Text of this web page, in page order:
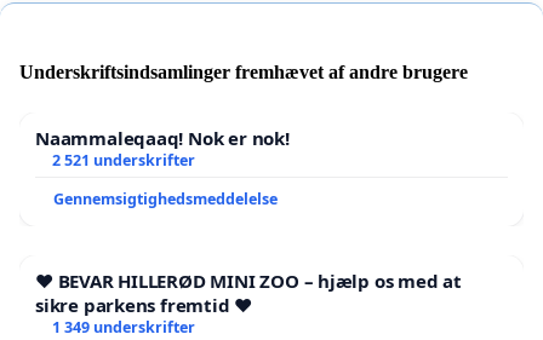
Underskriftsindsamlinger fremhævet af andre brugere
Naammaleqaaq! Nok er nok!
2 521 underskrifter
Gennemsigtighedsmeddelelse
❤️ BEVAR HILLERØD MINI ZOO – hjælp os med at
sikre parkens fremtid ❤️
1 349 underskrifter